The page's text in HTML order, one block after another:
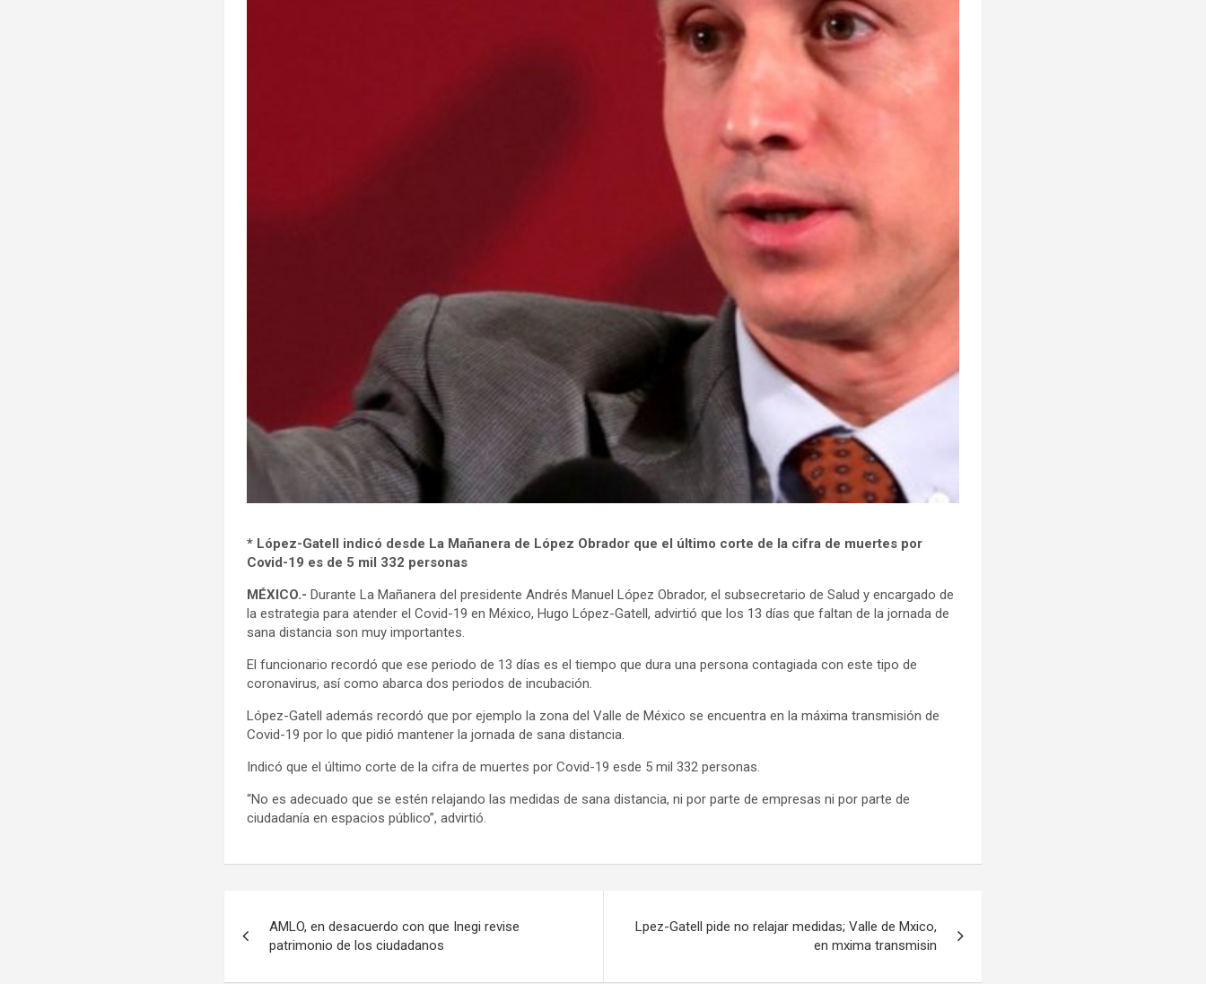
* López-Gatell indicó desde La Mañanera de López Obrador que el último corte de la cifra de muertes por
Covid-19 es de 5 mil 332 personas
MÉXICO.- Durante La Mañanera del presidente Andrés Manuel López Obrador, el subsecretario de Salud y encargado de
la estrategia para atender el Covid-19 en México, Hugo López-Gatell, advirtió que los 13 días que faltan de la jornada de
sana distancia son muy importantes.
El funcionario recordó que ese periodo de 13 días es el tiempo que dura una persona contagiada con este tipo de
coronavirus, así como abarca dos periodos de incubación.
López-Gatell además recordó que por ejemplo la zona del Valle de México se encuentra en la máxima transmisión de
Covid-19 por lo que pidió mantener la jornada de sana distancia.
Indicó que el último corte de la cifra de muertes por Covid-19 esde 5 mil 332 personas.
“No es adecuado que se estén relajando las medidas de sana distancia, ni por parte de empresas ni por parte de
ciudadanía en espacios público”, advirtió.
de
AMLO, en desacuerdo con que Inegi revise
patrimonio de los ciudadanos
Lpez-Gatell pide no relajar medidas; Valle de Mxico,
en mxima transmisin